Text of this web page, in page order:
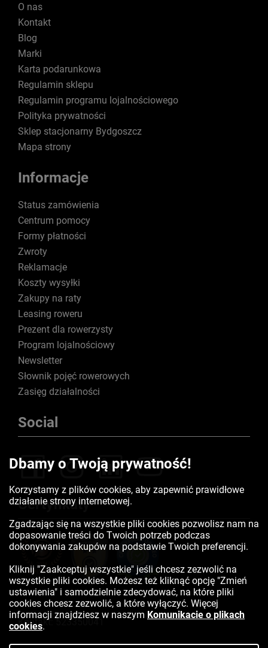
O nas
Kontakt
Blog
Marki
Karta podarunkowa
Regulamin sklepu
Regulamin programu lojalnościowego
Polityka prywatności
Sklep stacjonarny Bydgoszcz
Mapa strony
Informacje
Status zamówienia
Centrum pomocy
Formy płatności
Zwroty
Reklamacje
Koszty wysyłki
Zakupy na raty
Leasing roweru
Prezent dla rowerzysty
Program lojalnościowy
Newsletter
Słownik pojęć rowerowych
Zasięg działalności
Social
Certyfikaty
Kontakt:523350041
Dbamy o Twoją prywatność!
Korzystamy z plików cookies, aby zapewnić prawidłowe
działanie strony internetowej.
Zgadzając się na wszystkie pliki cookies pozwolisz nam na
dopasowanie treści do Twoich potrzeb podczas
dokonywania zakupów na podstawie Twoich preferencji.
Kliknij "Zaakceptuj wszystkie" jeśli chcesz zezwolić na
wszystkie pliki cookies. Możesz też kliknąć opcję "Zmień
ustawienia" i samodzielnie zdecydować, na które pliki
cookies chcesz zezwolić, a które wyłączyć. Więcej
informacji znajdziesz w naszym Komunikacie o plikach
cookies.